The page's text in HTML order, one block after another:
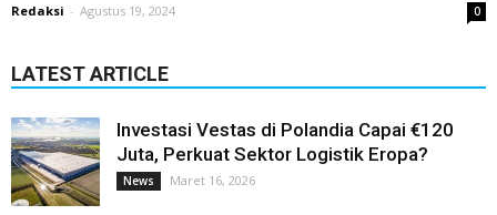
Redaksi - Agustus 19, 2024 0
LATEST ARTICLE
Investasi Vestas di Polandia Capai €120
Juta, Perkuat Sektor Logistik Eropa?
News Maret 16, 2026